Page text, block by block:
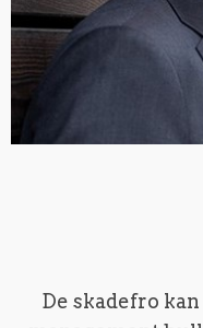
De skadefro